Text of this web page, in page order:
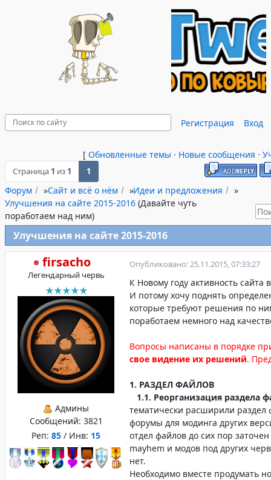
Регистрация Вход
[ Обновленные темы · Новые сообщения ·
Страница 1 из 1 1
Форум »Сайт и всё о нём »Идеи и предложения
»
Улучшения на сайте 2015-2016 (Давайте чуть
поработаем над ним)
Улучшения на сайте 2015-2016
firsacho
Легендарный червь
Админы
Сообщений: 3821
Реп: 85 / Инв: 15
Опубликовано: 25.11.2015, 07:33:27
К Новому году активность сайта
И потому хочу поднять
которые требуют решения по
поработаем немного над
Вопросы написаны в порядке
свое видение их решений.
1. РАЗДЕЛ ФАЙЛОВ
1.1. Реорганизация раздела
тематически расширили раздел
форумы для модинга других
отдел файлов до сих пор
mayhem и модов под других
нет.
Необходимо вместе продумать